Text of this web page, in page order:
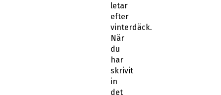
letar
efter
vinterdäck.
När
du
har
skrivit
in
det